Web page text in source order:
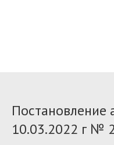
Постановление
10.03.2022 г №